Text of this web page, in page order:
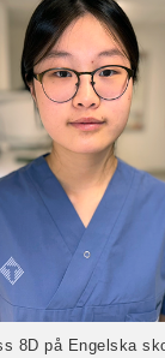
8D på Engelska